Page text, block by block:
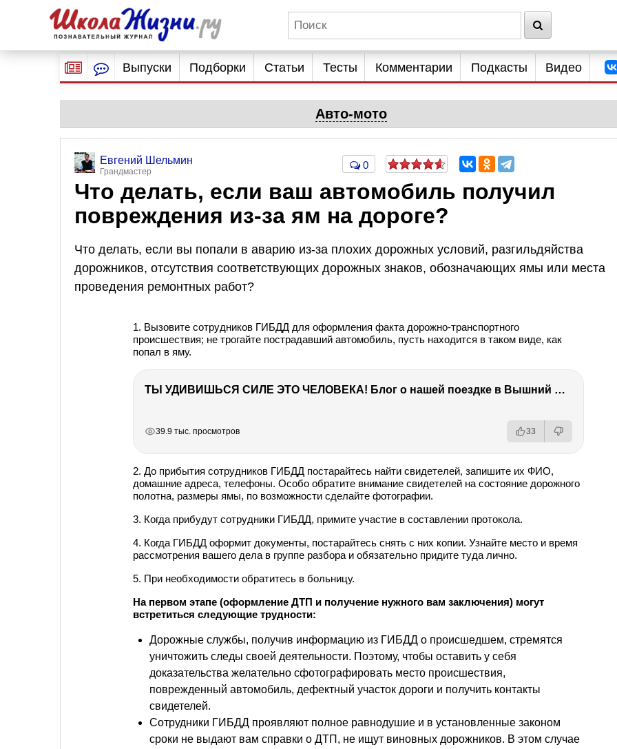
Выпуски Подборки Статьи Тесты Комментарии Подкасты Видео
Авто-мото
Евгений Шельмин
Грандмастер
0
Что делать, если ваш автомобиль получил
повреждения из-за ям на дороге?
Что делать, если вы попали в аварию из-за плохих дорожных условий, разгильдяйства
дорожников, отсутствия соответствующих дорожных знаков, обозначающих ямы или места
проведения ремонтных работ?
1. Вызовите сотрудников ГИБДД для оформления факта дорожно-транспортного
происшествия; не трогайте пострадавший автомобиль, пусть находится в таком виде, как
попал в яму.
ТЫ УДИВИШЬСЯ СИЛЕ ЭТО ЧЕЛОВЕКА! Блог о нашей поездке в Вышний Волочек
39.9 тыс. просмотров 33
2. До прибытия сотрудников ГИБДД постарайтесь найти свидетелей, запишите их ФИО,
домашние адреса, телефоны. Особо обратите внимание свидетелей на состояние дорожного
полотна, размеры ямы, по возможности сделайте фотографии.
3. Когда прибудут сотрудники ГИБДД, примите участие в составлении протокола.
4. Когда ГИБДД оформит документы, постарайтесь снять с них копии. Узнайте место и время
рассмотрения вашего дела в группе разбора и обязательно придите туда лично.
5. При необходимости обратитесь в больницу.
На первом этапе (оформление ДТП и получение нужного вам заключения) могут
встретиться следующие трудности:
Дорожные службы, получив информацию из ГИБДД о происшедшем, стремятся
уничтожить следы своей деятельности. Поэтому, чтобы оставить у себя
доказательства желательно сфотографировать место происшествия,
поврежденный автомобиль, дефектный участок дороги и получить контакты
свидетелей.
Сотрудники ГИБДД проявляют полное равнодушие и в установленные законом
сроки не выдают вам справки о ДТП, не ищут виновных дорожников. В этом случае